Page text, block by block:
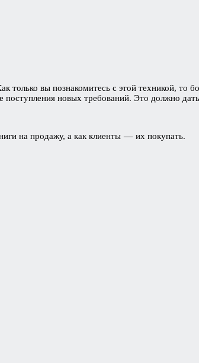
только вы познакомитесь с этой техникой, то
новых требований. Это должно
на продажу, а как клиенты — их покупать.